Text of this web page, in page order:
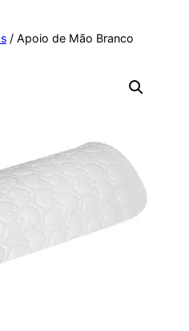
/ Apoio de Mão Branco